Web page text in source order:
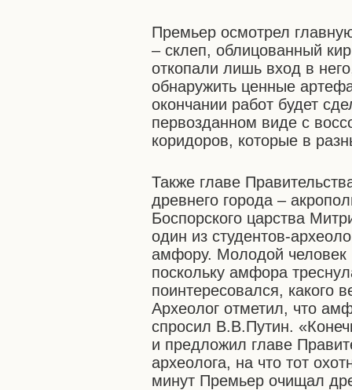
Премьер осмотрел
– склеп, облицованный
откопали лишь вход в
обнаружить ценные
окончании работ будет
первозданном виде с
коридоров, которые в
Также главе
древнего города –
Боспорского царства
один из студентов-
амфору. Молодой человек
поскольку амфора
поинтересовался, какого
Археолог отметил, что
спросил В.В.Путин.
и предложил главе
археолога, на что тот
минут Премьер очищал